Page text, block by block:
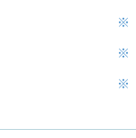
※
※
※